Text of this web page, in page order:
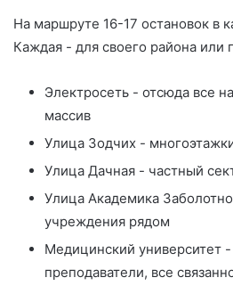
На маршруте 16-17 остановок в
Каждая - для своего района или
Электросеть - отсюда все
массив
Улица Зодчих -
Улица Дачная - частный
Улица Академика
учреждения рядом
Медицинский университет -
преподаватели, все